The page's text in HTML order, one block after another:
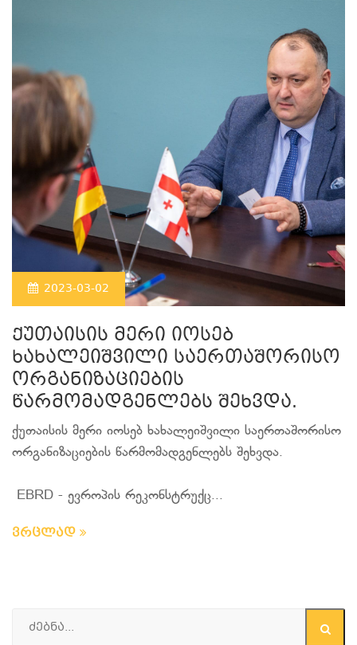
2023-03-02
ქუთაისის მერი იოსებ
ხახალეიშვილი საერთაშორისო
ორგანიზაციების
წარმომადგენლებს შეხვდა.
ქუთაისის მერი იოსებ ხახალეიშვილი საერთაშორისო
ორგანიზაციების წარმომადგენლებს შეხვდა.
EBRD - ევროპის რეკონსტრუქც...
ვრცლად